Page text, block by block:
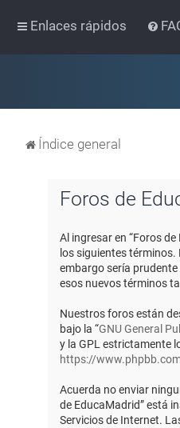
Enlaces rápidos
Índice general
Foros de
Al ingresar en “Foros
los siguientes
embargo sería
esos nuevos términos
Nuestros foros están
bajo la “GNU General
y la GPL estrictamente
https://
Acuerda no enviar
de EducaMadrid” está
Servicios de Internet.